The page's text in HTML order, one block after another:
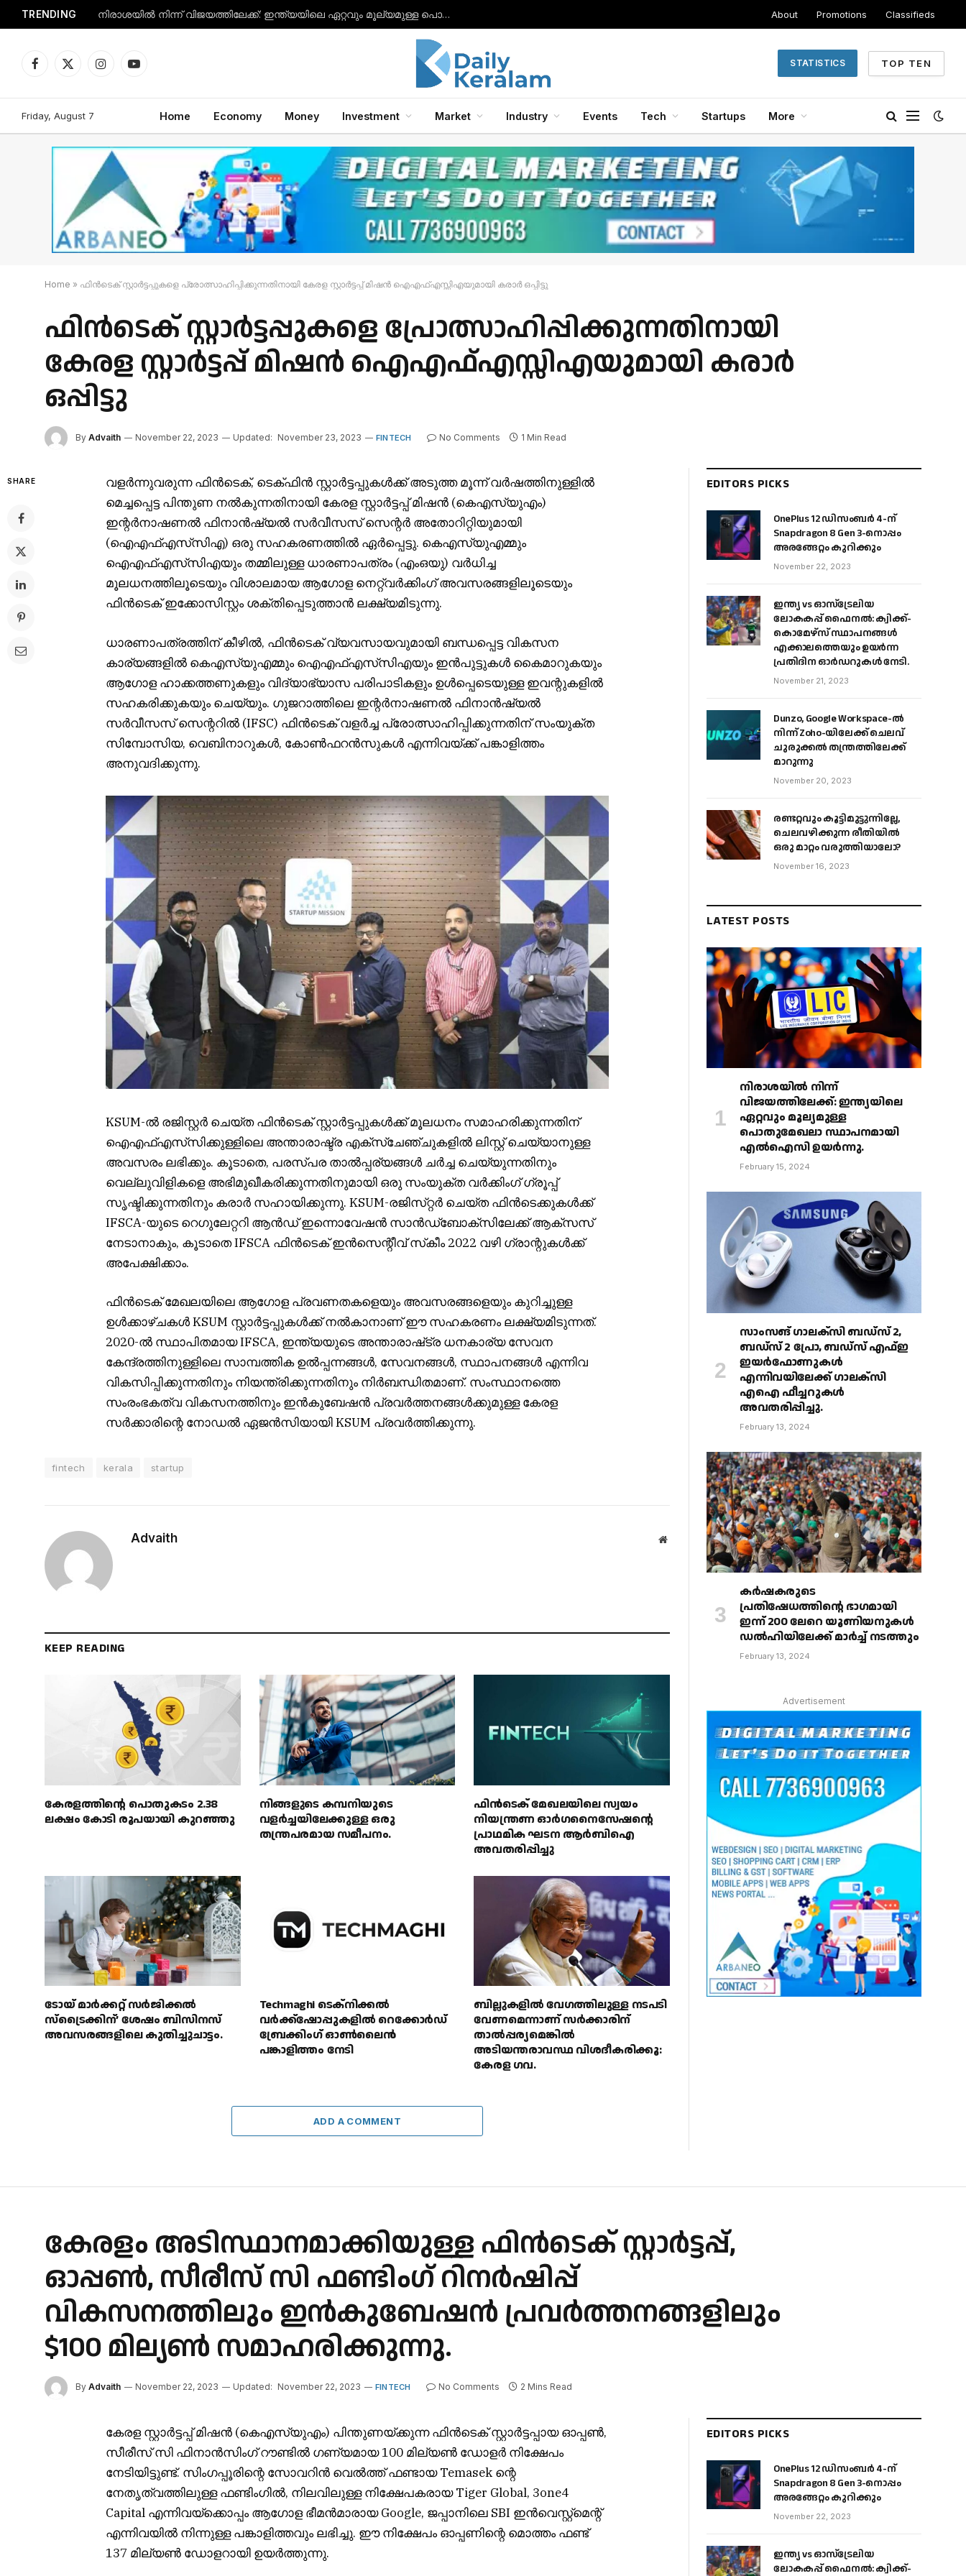
TRENDING നിരാശയിൽ നിന്ന് വിജയത്തിലേക്ക്: ഇന്ത്യയിലെ ഏറ്റവും മൂല്യമുള്ള പൊതുമേഖലാ സ്ഥാപനമായി എൽഐസി ഉയർന്നു. About Promotions Classifieds
Facebook
X
InstagramYouTube
STATISTICS TOP TEN
Friday, August 7 Home Economy Money Investment Market Industry Events Tech Startups More
Home » ഫിൻടെക് സ്റ്റാർട്ടപ്പുകളെ പ്രോത്സാഹിപ്പിക്കുന്നതിനായി കേരള സ്റ്റാർട്ടപ്പ് മിഷൻ ഐഎഫ്എസ്സിഎയുമായി കരാർ ഒപ്പിട്ടു
ഫിൻടെക് സ്റ്റാർട്ടപ്പുകളെ പ്രോത്സാഹിപ്പിക്കുന്നതിനായി
കേരള സ്റ്റാർട്ടപ്പ് മിഷൻ ഐഎഫ്എസ്സിഎയുമായി കരാർ
ഒപ്പിട്ടു
By Advaith November 22, 2023 Updated: November 23, 2023 FINTECH No Comments 1 Min Read
SHARE
വളർന്നുവരുന്ന ഫിൻ‌ടെക്, ടെക്‌ഫിൻ സ്റ്റാർട്ടപ്പുകൾക്ക് അടുത്ത മൂന്ന് വർഷത്തിനുള്ളിൽ
മെച്ചപ്പെട്ട പിന്തുണ നൽകുന്നതിനായി കേരള സ്റ്റാർട്ടപ്പ് മിഷൻ (കെഎസ്‌യുഎം)
ഇന്റർനാഷണൽ ഫിനാൻഷ്യൽ സർവീസസ് സെന്റർ അതോറിറ്റിയുമായി
(ഐഎഫ്‌എസ്‌സി‌എ) ഒരു സഹകരണത്തിൽ ഏർപ്പെട്ടു. കെഎസ്‌യുഎമ്മും
ഐഎഫ്എസ്‌സിഎയും തമ്മിലുള്ള ധാരണാപത്രം (എംഒയു) വർധിച്ച
മൂലധനത്തിലൂടെയും വിശാലമായ ആഗോള നെറ്റ്‌വർക്കിംഗ് അവസരങ്ങളിലൂടെയും
ഫിൻടെക് ഇക്കോസിസ്റ്റം ശക്തിപ്പെടുത്താൻ ലക്ഷ്യമിടുന്നു.
ധാരണാപത്രത്തിന് കീഴിൽ, ഫിൻടെക് വ്യവസായവുമായി ബന്ധപ്പെട്ട വികസന
കാര്യങ്ങളിൽ കെഎസ്‌യുഎമ്മും ഐഎഫ്എസ്‌സിഎയും ഇൻപുട്ടുകൾ കൈമാറുകയും
ആഗോള ഹാക്കത്തണുകളും വിദ്യാഭ്യാസ പരിപാടികളും ഉൾപ്പെടെയുള്ള ഇവന്റുകളിൽ
സഹകരിക്കുകയും ചെയ്യും. ഗുജറാത്തിലെ ഇന്റർനാഷണൽ ഫിനാൻഷ്യൽ
സർവീസസ് സെന്ററിൽ (IFSC) ഫിൻടെക് വളർച്ച പ്രോത്സാഹിപ്പിക്കുന്നതിന് സംയുക്ത
സിമ്പോസിയ, വെബിനാറുകൾ, കോൺഫറൻസുകൾ എന്നിവയ്ക്ക് പങ്കാളിത്തം
അനുവദിക്കുന്നു.
KSUM-ൽ രജിസ്റ്റർ ചെയ്ത ഫിൻ‌ടെക് സ്റ്റാർട്ടപ്പുകൾക്ക് മൂലധനം സമാഹരിക്കുന്നതിന്
ഐഎഫ്എസ്‌സിക്കുള്ളിലെ അന്താരാഷ്ട്ര എക്സ്ചേഞ്ചുകളിൽ ലിസ്റ്റ് ചെയ്യാനുള്ള
അവസരം ലഭിക്കും. കൂടാതെ, പരസ്പര താൽപ്പര്യങ്ങൾ ചർച്ച ചെയ്യുന്നതിനും
വെല്ലുവിളികളെ അഭിമുഖീകരിക്കുന്നതിനുമായി ഒരു സംയുക്ത വർക്കിംഗ് ഗ്രൂപ്പ്
സൃഷ്ടിക്കുന്നതിനും കരാർ സഹായിക്കുന്നു. KSUM-രജിസ്‌റ്റർ ചെയ്‌ത ഫിൻ‌ടെക്കുകൾക്ക്
IFSCA-യുടെ റെഗുലേറ്ററി ആൻഡ് ഇന്നൊവേഷൻ സാൻഡ്‌ബോക്‌സിലേക്ക് ആക്‌സസ്
നേടാനാകും, കൂടാതെ IFSCA ഫിൻ‌ടെക് ഇൻസെന്റീവ് സ്‌കീം 2022 വഴി ഗ്രാന്റുകൾക്ക്
അപേക്ഷിക്കാം.
ഫിൻ‌ടെക് മേഖലയിലെ ആഗോള പ്രവണതകളെയും അവസരങ്ങളെയും കുറിച്ചുള്ള
ഉൾക്കാഴ്ചകൾ KSUM സ്റ്റാർട്ടപ്പുകൾക്ക് നൽകാനാണ് ഈ സഹകരണം ലക്ഷ്യമിടുന്നത്.
2020-ൽ സ്ഥാപിതമായ IFSCA, ഇന്ത്യയുടെ അന്താരാഷ്‌ട്ര ധനകാര്യ സേവന
കേന്ദ്രത്തിനുള്ളിലെ സാമ്പത്തിക ഉൽപ്പന്നങ്ങൾ, സേവനങ്ങൾ, സ്ഥാപനങ്ങൾ എന്നിവ
വികസിപ്പിക്കുന്നതിനും നിയന്ത്രിക്കുന്നതിനും നിർബന്ധിതമാണ്. സംസ്ഥാനത്തെ
സംരംഭകത്വ വികസനത്തിനും ഇൻകുബേഷൻ പ്രവർത്തനങ്ങൾക്കുമുള്ള കേരള
സർക്കാരിന്റെ നോഡൽ ഏജൻസിയായി KSUM പ്രവർത്തിക്കുന്നു.
fintech kerala startup
Advaith Website
KEEP READING
കേരളത്തിൻ്റെ പൊതുകടം 2.38
ലക്ഷം കോടി രൂപയായി കുറഞ്ഞു
നിങ്ങളുടെ കമ്പനിയുടെ
വളർച്ചയിലേക്കുള്ള ഒരു
തന്ത്രപരമായ സമീപനം.
ഫിൻ‌ടെക് മേഖലയിലെ സ്വയം
നിയന്ത്രണ ഓർഗനൈസേഷന്റെ
പ്രാഥമിക ഘടന ആർ‌ബി‌ഐ
അവതരിപ്പിച്ചു
ടോയ് മാർക്കറ്റ് സർജിക്കൽ
സ്ട്രൈക്കിന്’ ശേഷം ബിസിനസ്
അവസരങ്ങളിലെ കുതിച്ചുചാട്ടം.
Techmaghi ടെക്‌നിക്കൽ
വർക്ക്‌ഷോപ്പുകളിൽ റെക്കോർഡ്
ബ്രേക്കിംഗ് ഓൺലൈൻ
പങ്കാളിത്തം നേടി
ബില്ലുകളിൽ വേഗത്തിലുള്ള നടപടി
വേണമെന്നാണ് സർക്കാരിന്
താൽപ്പര്യമെങ്കിൽ
അടിയന്തരാവസ്ഥ വിശദീകരിക്കൂ:
കേരള ഗവ.
ADD A COMMENT
EDITORS PICKS
OnePlus 12 ഡിസംബർ 4-ന്
Snapdragon 8 Gen 3-നൊപ്പം
അരങ്ങേറ്റം കുറിക്കും
November 22, 2023
ഇന്ത്യ vs ഓസ്‌ട്രേലിയ
ലോകകപ്പ് ഫൈനൽ: ക്വിക്ക്-
കൊമേഴ്‌സ് സ്ഥാപനങ്ങൾ
എക്കാലത്തെയും ഉയർന്ന
പ്രതിദിന ഓർഡറുകൾ നേടി.
November 21, 2023
Dunzo, Google Workspace-ൽ
നിന്ന് Zoho-യിലേക്ക് ചെലവ്
ചുരുക്കൽ തന്ത്രത്തിലേക്ക്
മാറുന്നു
November 20, 2023
രണ്ടറ്റവും കൂട്ടിമുട്ടുന്നില്ലേ,
ചെലവഴിക്കുന്ന രീതിയിൽ
ഒരു മാറ്റം വരുത്തിയാലോ?
November 16, 2023
LATEST POSTS
നിരാശയിൽ നിന്ന്
വിജയത്തിലേക്ക്: ഇന്ത്യയിലെ
ഏറ്റവും മൂല്യമുള്ള
പൊതുമേഖലാ സ്ഥാപനമായി
എൽഐസി ഉയർന്നു.
February 15, 2024
സാംസങ് ഗാലക്‌സി ബഡ്‌സ് 2,
ബഡ്‌സ് 2 പ്രോ, ബഡ്‌സ് എഫ്ഇ
ഇയർഫോണുകൾ
എന്നിവയിലേക്ക് ഗാലക്‌സി
എഐ ഫീച്ചറുകൾ
അവതരിപ്പിച്ചു.
February 13, 2024
കർഷകരുടെ
പ്രതിഷേധത്തിൻ്റെ ഭാഗമായി
ഇന്ന് 200 ലേറെ യൂണിയനുകൾ
ഡൽഹിയിലേക്ക് മാർച്ച് നടത്തും
February 13, 2024
Advertisement
കേരളം അടിസ്ഥാനമാക്കിയുള്ള ഫിൻ‌ടെക് സ്റ്റാർട്ടപ്പ്,
ഓപ്പൺ, സീരീസ് സി ഫണ്ടിംഗ് റിനർഷിപ്പ്
വികസനത്തിലും ഇൻകുബേഷൻ പ്രവർത്തനങ്ങളിലും
$100 മില്യൺ സമാഹരിക്കുന്നു.
By Advaith November 22, 2023 Updated: November 22, 2023 FINTECH No Comments 2 Mins Read
കേരള സ്റ്റാർട്ടപ്പ് മിഷൻ (കെഎസ്‌യുഎം) പിന്തുണയ്ക്കുന്ന ഫിൻടെക് സ്റ്റാർട്ടപ്പായ ഓപ്പൺ,
സീരീസ് സി ഫിനാൻസിംഗ് റൗണ്ടിൽ ഗണ്യമായ 100 മില്യൺ ഡോളർ നിക്ഷേപം
നേടിയിട്ടുണ്ട്. സിംഗപ്പൂരിന്റെ സോവറിൻ വെൽത്ത് ഫണ്ടായ Temasek ന്റെ
നേതൃത്വത്തിലുള്ള ഫണ്ടിംഗിൽ, നിലവിലുള്ള നിക്ഷേപകരായ Tiger Global, 3one4
Capital എന്നിവയ്‌ക്കൊപ്പം ആഗോള ഭീമൻമാരായ Google, ജപ്പാനിലെ SBI ഇൻവെസ്റ്റ്‌മെന്റ്
എന്നിവയിൽ നിന്നുള്ള പങ്കാളിത്തവും ലഭിച്ചു. ഈ നിക്ഷേപം ഓപ്പണിന്റെ മൊത്തം ഫണ്ട്
137 മില്യൺ ഡോളറായി ഉയർത്തുന്നു.
EDITORS PICKS
OnePlus 12 ഡിസംബർ 4-ന്
Snapdragon 8 Gen 3-നൊപ്പം
അരങ്ങേറ്റം കുറിക്കും
November 22, 2023
ഇന്ത്യ vs ഓസ്‌ട്രേലിയ
ലോകകപ്പ് ഫൈനൽ: ക്വിക്ക്-